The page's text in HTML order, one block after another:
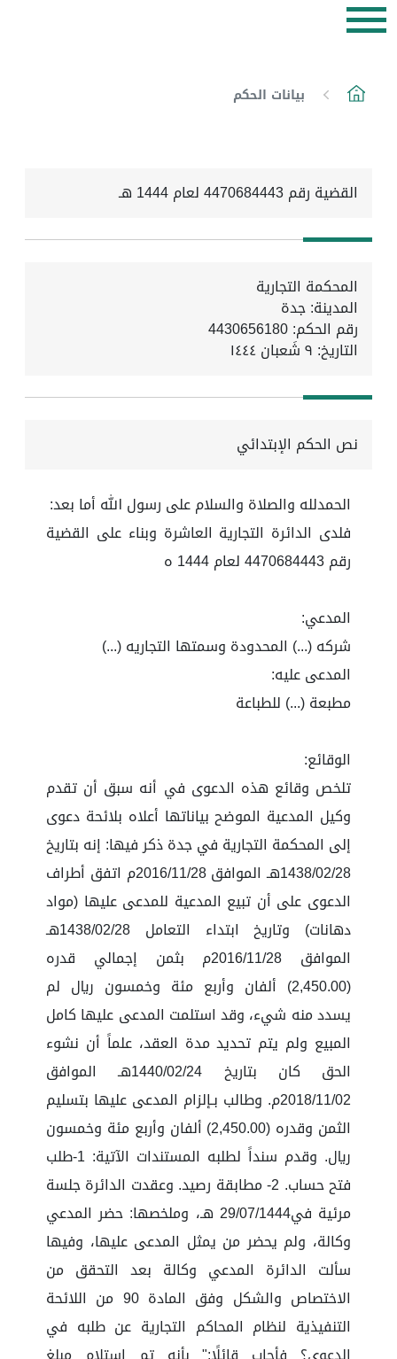
بيانات الحكم
القضية رقم 4470684443 لعام 1444 هـ
المحكمة التجارية
المدينة: جدة
رقم الحكم: 4430656180
التاريخ: ٩ شَعبان ١٤٤٤
نص الحكم الإبتدائي
الحمدلله والصلاة والسلام على رسول الله أما بعد:
فلدى الدائرة التجارية العاشرة وبناء على القضية
رقم 4470684443 لعام 1444 ه
المدعي:
شركه (...) المحدودة وسمتها التجاريه (...)
المدعى عليه:
مطبعة (...) للطباعة
الوقائع:
تلخص وقائع هذه الدعوى في أنه سبق أن تقدم
وكيل المدعية الموضح بياناتها أعلاه بلائحة دعوى
إلى المحكمة التجارية في جدة ذكر فيها: إنه بتاريخ
1438/02/28هـ الموافق 2016/11/28م اتفق أطراف
الدعوى على أن تبيع المدعية للمدعى عليها (مواد
دهانات) وتاريخ ابتداء التعامل 1438/02/28هـ
الموافق 2016/11/28م بثمن إجمالي قدره
(2,450.00) ألفان وأربع مئة وخمسون ريال لم
يسدد منه شيء، وقد استلمت المدعى عليها كامل
المبيع ولم يتم تحديد مدة العقد، علماً أن نشوء
الحق كان بتاريخ 1440/02/24هـ الموافق
2018/11/02م. وطالب بـإلزام المدعى عليها بتسليم
الثمن وقدره (2,450.00) ألفان وأربع مئة وخمسون
ريال. وقدم سنداً لطلبه المستندات الآتية: 1-طلب
فتح حساب. 2- مطابقة رصيد. وعقدت الدائرة جلسة
مرئية في29/07/1444 هـ، وملخصها: حضر المدعي
وكالة، ولم يحضر من يمثل المدعى عليها، وفيها
سألت الدائرة المدعي وكالة بعد التحقق من
الاختصاص والشكل وفق المادة 90 من اللائحة
التنفيذية لنظام المحاكم التجارية عن طلبه في